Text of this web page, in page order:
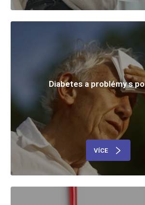
Diabetes a problémy s
VÍCE